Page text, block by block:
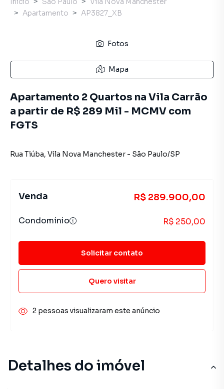
Detalhes do imóvel
Apartamento
AP3827_XB
Fotos
Mapa
Apartamento 2 Quartos na Vila Carrão
a partir de R$ 289 Mil - MCMV com
FGTS
Rua Tiúba, Vila Nova Manchester - São Paulo/SP
Venda R$ 289.900,00
Condomínio R$ 250,00
Solicitar contato
Quero visitar
2 pessoas visualizaram este anúncio